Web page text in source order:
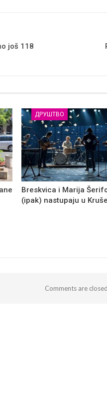
još 118
ДРУШТВО
Breskvica i Marija
(ipak) nastupaju u
Comments are